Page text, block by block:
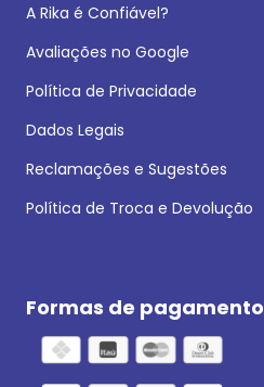
A Rika é Confiável?
Avaliações no Google
Política de Privacidade
Dados Legais
Reclamações e Sugestões
Política de Troca e Devolução
Formas de pagamento